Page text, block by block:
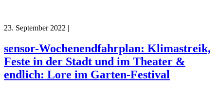
23. September 2022 |
sensor-Wochenendfahrplan: Klimastreik,
Feste in der Stadt und im Theater &
endlich: Lore im Garten-Festival